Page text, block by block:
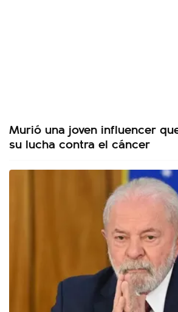
Murió una joven influencer
su lucha contra el cáncer